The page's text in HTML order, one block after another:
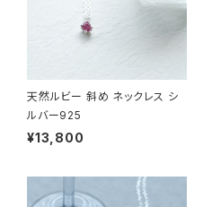
天然ルビー 斜め ネックレス シ
ルバー925
¥13,800